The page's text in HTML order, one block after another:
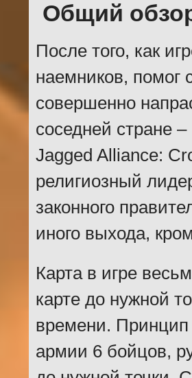
Общий
После того, как
наемников, помог
совершенно
соседней стране
Jagged Alliance:
религиозный
законного
иного выхода,
Карта в игре
карте до нужной
времени. Принцип
армии 6 бойцов,